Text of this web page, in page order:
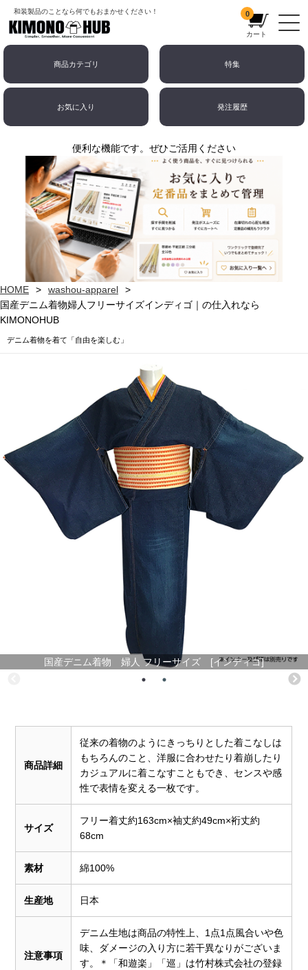
和装製品のことなら何でもおまかせください！ 0
カート
商品カテゴリ 特集
お気に入り 発注履歴
便利な機能です。ぜひご活用ください
HOME
washou-apparel
国産デニム着物婦人フリーサイズインディゴ｜の仕入れなら
KIMONOHUB
デニム着物を着て「自由を楽しむ」
国産デニム着物 婦人 フリーサイズ [インディゴ]
商品詳細
従来の着物のようにきっちりとした着こなしは
もちろんのこと、洋服に合わせたり着崩したり
カジュアルに着こなすこともでき、センスや感
性で表情を変える一枚です。
サイズ
フリー着丈約163cm×袖丈約49cm×裄丈約
68cm
素材 綿100%
生産地 日本
注意事項
デニム生地は商品の特性上、1点1点風合いや色
味、ダメージの入り方に若干異なりがございま
す。＊「和遊楽」「巡」は竹村株式会社の登録